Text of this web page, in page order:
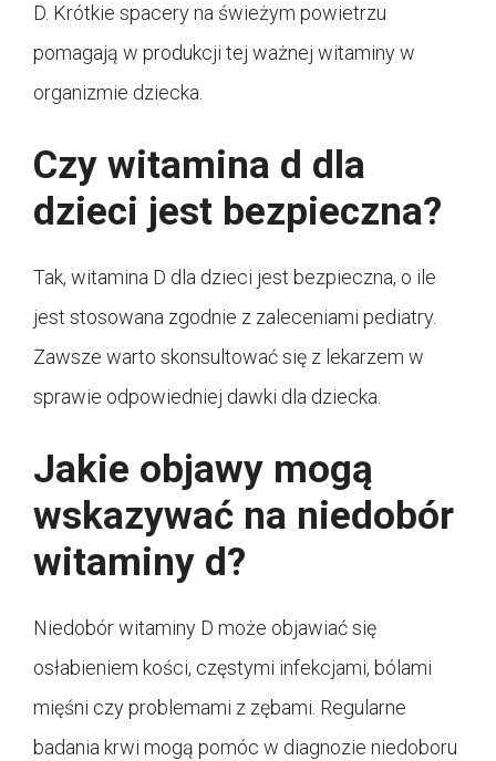
D. Krótkie spacery na świeżym powietrzu
pomagają w produkcji tej ważnej witaminy w
organizmie dziecka.
Czy witamina d dla
dzieci jest bezpieczna?
Tak, witamina D dla dzieci jest bezpieczna, o ile
jest stosowana zgodnie z zaleceniami pediatry.
Zawsze warto skonsultować się z lekarzem w
sprawie odpowiedniej dawki dla dziecka.
Jakie objawy mogą
wskazywać na niedobór
witaminy d?
Niedobór witaminy D może objawiać się
osłabieniem kości, częstymi infekcjami, bólami
mięśni czy problemami z zębami. Regularne
badania krwi mogą pomóc w diagnozie niedoboru